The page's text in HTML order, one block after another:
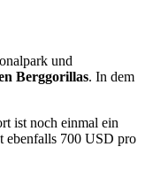
und
Berggorillas. In dem
ist noch einmal ein
ebenfalls 700 USD pro